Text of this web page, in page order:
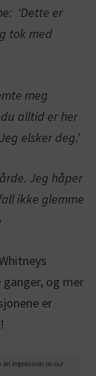
‘Dette er
tok med
meg
alltid er her
elsker deg.’
Jeg håper
ikke glemme
og mer
er